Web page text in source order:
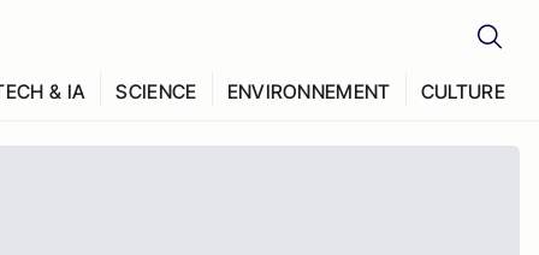
& IA SCIENCE ENVIRONNEMENT CULTURE